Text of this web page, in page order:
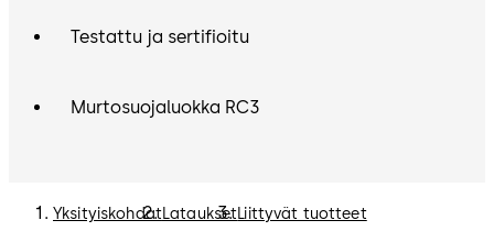
Testattu ja sertifioitu
Murtosuojaluokka RC3
YksityiskohdatLatauksetLiittyvät tuotteet